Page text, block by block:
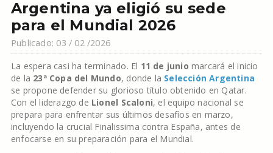
Argentina ya eligió su sede
para el Mundial 2026
Publicado: 03 / 02 /2026
La espera casi ha terminado. El 11 de junio marcará el inicio
de la 23ª Copa del Mundo, donde la Selección Argentina
se propone defender su glorioso título obtenido en Qatar.
Con el liderazgo de Lionel Scaloni, el equipo nacional se
prepara para enfrentar sus últimos desafíos en marzo,
incluyendo la crucial Finalissima contra España, antes de
enfocarse en su preparación para el Mundial.